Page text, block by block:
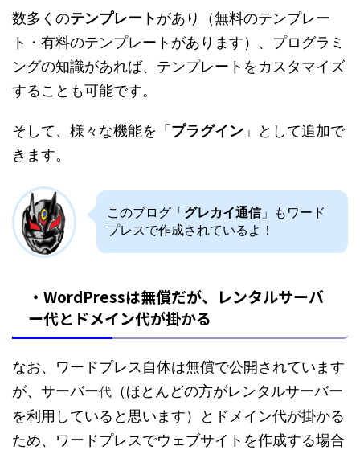
数多くのテンプレートがあり（無料のテンプレー
ト・有料のテンプレートがあります）、プログラミ
ングの知識があれば、テンプレートをカスタマイズ
することも可能です。
そして、様々な機能を「 プラグイン 」として追加で
きます。
このブログ「グレカイ通信」もワード
プレスで作成されているよ！
・WordPressは無償だが、レンタルサーバ
ー代とドメイン代が掛かる
なお、ワードプレス自体は無償で公開されています
が、サーバー代
（ほとんどの方がレンタルサーバー
を利用していると思います）とドメイン代が掛かる
ため、ワードプレスでウェブサイトを作成する場合